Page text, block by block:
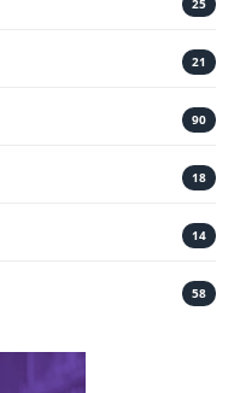
25
21
90
18
14
58